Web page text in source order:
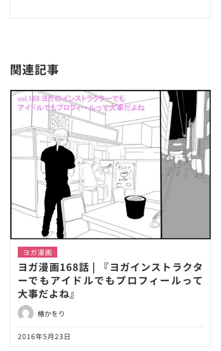
関連記事
ヨガ漫画
ヨガ漫画168話 | 『ヨガインストラクタ
ーでもアイドルでもプロフィールって
大事だよね』
椿かをり
2016年5月23日